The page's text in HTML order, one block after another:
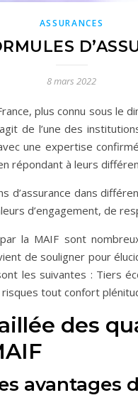
ASSURANCES
8 mars 2022
plus connu sous le
de l’une des
une expertise
répondant à leurs
d’assurance dans
d’engagement, de
la MAIF sont
de souligner pour
les suivantes : Tiers
tout confort
des
avantages